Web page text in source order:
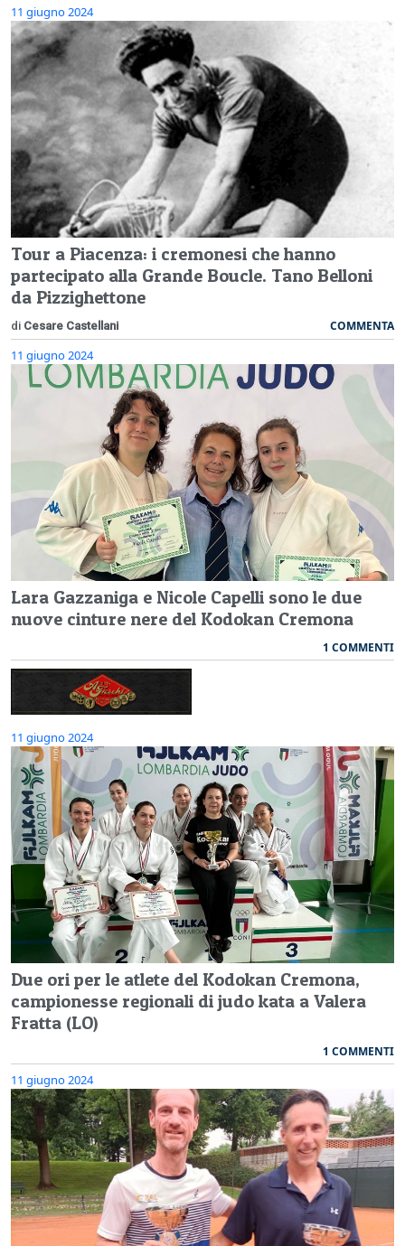
11 giugno 2024
Tour a Piacenza: i cremonesi che hanno
partecipato alla Grande Boucle. Tano Belloni
da Pizzighettone
di Cesare Castellani COMMENTA
11 giugno 2024
Lara Gazzaniga e Nicole Capelli sono le due
nuove cinture nere del Kodokan Cremona
1 COMMENTI
11 giugno 2024
Due ori per le atlete del Kodokan Cremona,
campionesse regionali di judo kata a Valera
Fratta (LO)
1 COMMENTI
11 giugno 2024